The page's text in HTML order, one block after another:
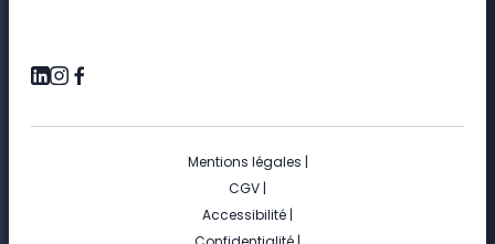
Mentions légales |
CGV |
Accessibilité |